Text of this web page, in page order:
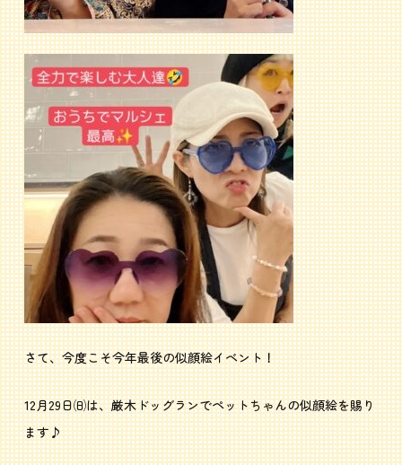
さて、今度こそ今年最後の似顔絵イベント！
12月29日㈰は、厳木ドッグランでペットちゃんの似顔絵を賜り
ます♪